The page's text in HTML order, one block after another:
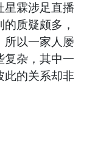
星霖涉足直播
质疑颇多，
所以一家人屡
复杂，其中一
此的关系却非